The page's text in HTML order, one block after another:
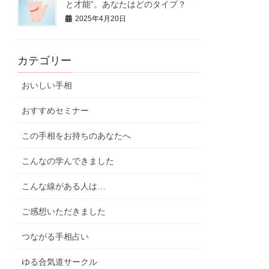
と才能”。あなたはどのタイプ？
2025年4月20日
カテゴリー
おいしい手相
おすすめセミナー
この手相をお持ちのあなたへ
こんなの学んできました
こんな線がある人は…
ご感想いただきました
つながる手相占い
ゆる合気道サークル